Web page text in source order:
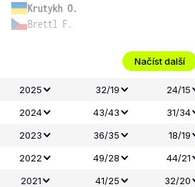
Krutykh O.
Brettl F.
Načíst další
2025 32/19 24/15
2024
43/43 31/34
2023
36/35 18/19
2022
49/28 44/21
2021
41/25 32/20